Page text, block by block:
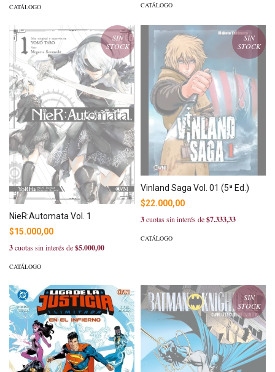
CATÁLOGO CATÁLOGO
SIN
STOCK
NieR:Automata Vol. 1
$15.000,00
3cuotas sin interés de$5.000,00
CATÁLOGO
SIN
STOCK
Vinland Saga Vol. 01 (5ª Ed.)
$22.000,00
3cuotas sin interés de$7.333,33
CATÁLOGO
SIN
STOCK